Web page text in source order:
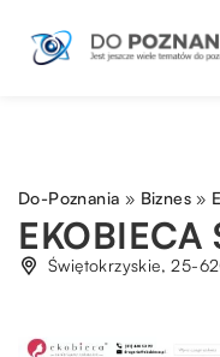
Do-Poznania » Biznes »
EKOBIECA
Świętokrzyskie, 25-